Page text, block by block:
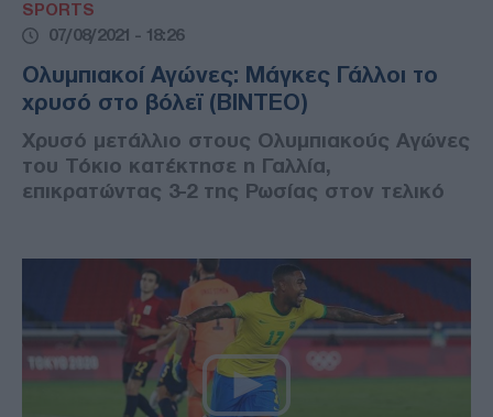
SPORTS
07/08/2021 - 18:26
Ολυμπιακοί Αγώνες: Μάγκες Γάλλοι το
χρυσό στο βόλεϊ (ΒΙΝΤΕΟ)
Χρυσό μετάλλιο στους Ολυμπιακούς Αγώνες
του Τόκιο κατέκτησε η Γαλλία,
επικρατώντας 3-2 της Ρωσίας στον τελικό